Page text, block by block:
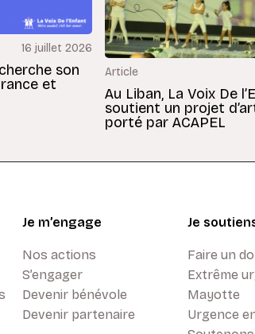
16 juillet 2026
son
et
Article
Au Liban, La Voix De
soutient un projet
porté par ACAPEL
Je m’engage
Nos actions
S’engager
Devenir bénévole
Devenir partenaire
Je
Faire un
Extrême
Mayotte
Urgence